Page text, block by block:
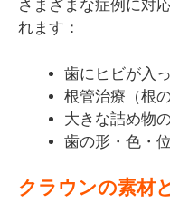
さまざまな症例に対
れます：
歯にヒビが入
根管治療（根
大きな詰め物
歯の形・色・
クラウンの素材